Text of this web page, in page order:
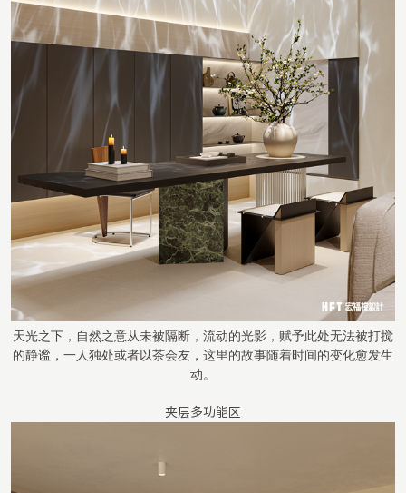
天光之下，自然之意从未被隔断，流动的光影，赋予此处无法被打搅
的静谧，一人独处或者以茶会友，这里的故事随着时间的变化愈发生
动。
夹层多功能区